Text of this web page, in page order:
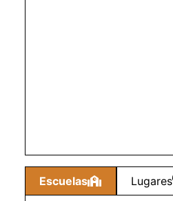
Escuelas Lugares